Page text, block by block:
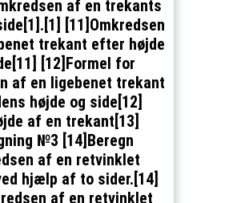
af en trekants
[11]Omkredsen
trekant efter højde
[12]Formel for
af en ligebenet trekant
højde og side[12]
af en trekant[13]
№3 [14]Beregn
af en retvinklet
hjælp af to sider.[14]
af en retvinklet